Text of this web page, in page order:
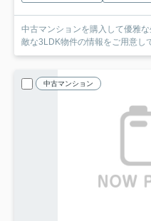
中古マンションを購入して優雅
敵な3LDK物件の情報をご用意し
中古マンション